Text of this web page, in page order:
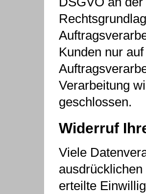
Kunden nur
Verarbeitung
geschlossen.
Widerruf
Viele
erteilte